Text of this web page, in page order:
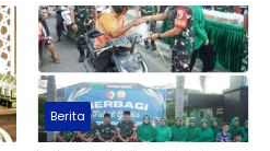
Berita